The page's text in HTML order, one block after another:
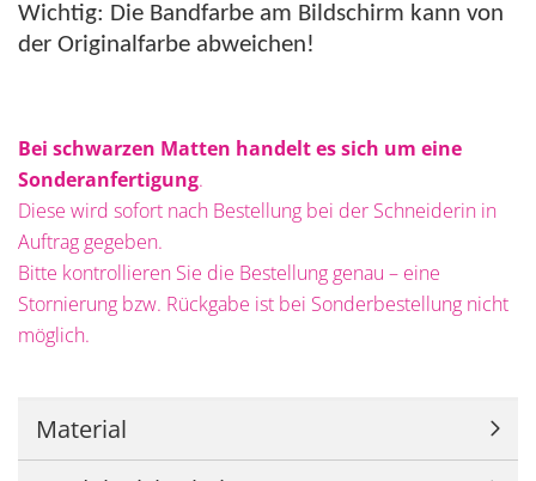
Wichtig: Die Bandfarbe am Bildschirm kann von
der Originalfarbe abweichen!
Bei schwarzen Matten handelt es sich um eine
Sonderanfertigung.
Diese wird sofort nach Bestellung bei der Schneiderin in
Auftrag gegeben.
Bitte kontrollieren Sie die Bestellung genau – eine
Stornierung bzw. Rückgabe ist bei Sonderbestellung nicht
möglich.
Material